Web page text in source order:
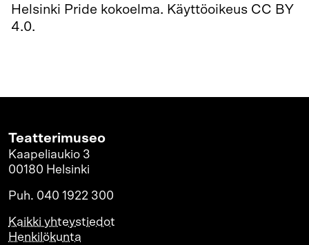
Helsinki Pride kokoelma. Käyttöoikeus CC BY
4.0.
Teatterimuseo
Kaapeliaukio 3
00180 Helsinki
Puh. 040 1922 300
Kaikki yhteystiedot
Henkilökunta